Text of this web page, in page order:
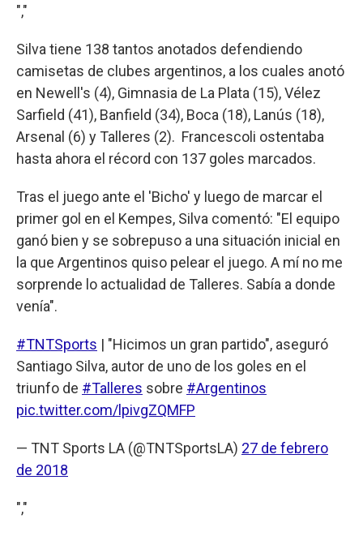
","
Silva tiene 138 tantos anotados defendiendo
camisetas de clubes argentinos, a los cuales anotó
en Newell's (4), Gimnasia de La Plata (15), Vélez
Sarfield (41), Banfield (34), Boca (18), Lanús (18),
Arsenal (6) y Talleres (2). Francescoli ostentaba
hasta ahora el récord con 137 goles marcados.
Tras el juego ante el 'Bicho' y luego de marcar el
primer gol en el Kempes, Silva comentó: "El equipo
ganó bien y se sobrepuso a una situación inicial en
la que Argentinos quiso pelear el juego. A mí no me
sorprende lo actualidad de Talleres. Sabía a donde
venía".
#TNTSports | "Hicimos un gran partido", aseguró
Santiago Silva, autor de uno de los goles en el
triunfo de #Talleres sobre #Argentinos
pic.twitter.com/lpivgZQMFP
— TNT Sports LA (@TNTSportsLA) 27 de febrero
de 2018
","